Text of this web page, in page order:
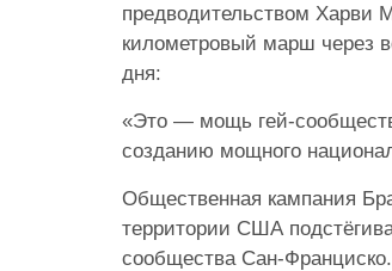
предводительством Харви
километровый марш через
дня:
«Это — мощь гей-
созданию мощного
Общественная кампания
территории США
сообщества Сан-Франциско.